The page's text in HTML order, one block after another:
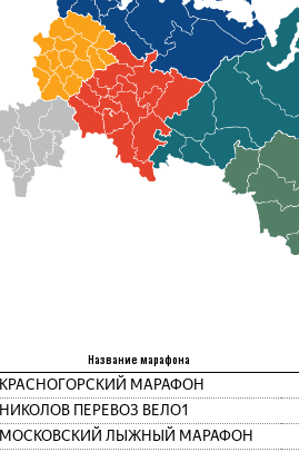
Название марафона
КРАСНОГОРСКИЙ МАРАФОН
НИКОЛОВ ПЕРЕВОЗ ВЕЛО1
МОСКОВСКИЙ ЛЫЖНЫЙ МАРАФОН